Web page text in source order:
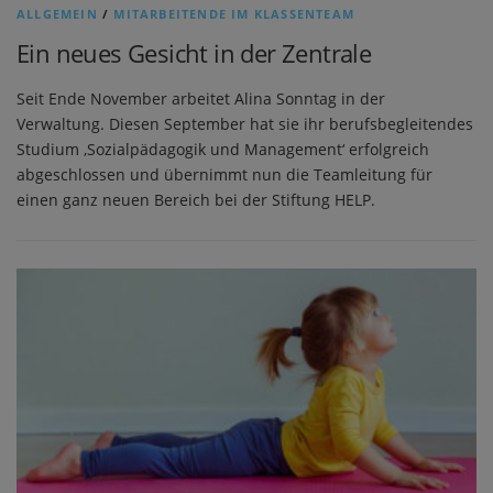
ALLGEMEIN / MITARBEITENDE IM KLASSENTEAM
Ein neues Gesicht in der Zentrale
Seit Ende November arbeitet Alina Sonntag in der
Verwaltung. Diesen September hat sie ihr berufsbegleitendes
Studium ‚Sozialpädagogik und Management‘ erfolgreich
abgeschlossen und übernimmt nun die Teamleitung für
einen ganz neuen Bereich bei der Stiftung HELP.